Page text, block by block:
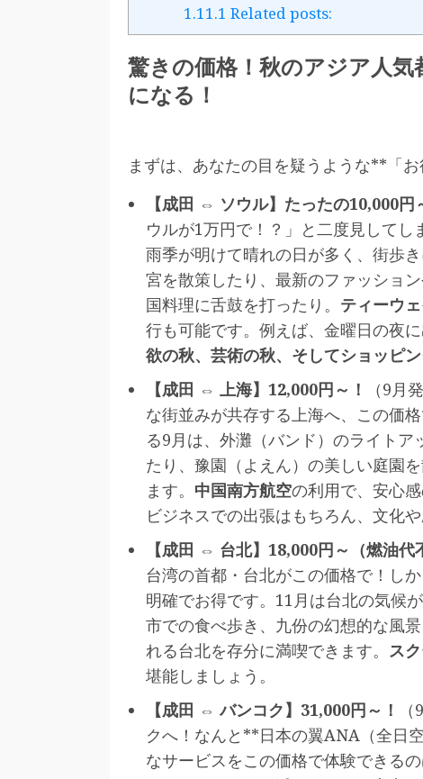
1.11.1 Related posts:
驚きの価格！秋のアジア人
になる！
まずは、あなたの目を疑うような**「
【成田 ⇔ ソウル】たったの10,000円
ウルが1万円で！？」と二度見してし
雨季が明けて晴れの日が多く、街歩
宮を散策したり、最新のファッショ
国料理に舌鼓を打ったり。 ティーウ
行も可能です。例えば、金曜日の夜
欲の秋、芸術の秋、そしてショッピ
【成田 ⇔ 上海】12,000円～！
（9月
な街並みが共存する上海へ、この価
る9月は、外灘（バンド）のライト
たり、豫園（よえん）の美しい庭園
ます。 中国南方航空の利用で、安心
ビジネスでの出張はもちろん、文化
【成田 ⇔ 台北】18,000円～（燃油代
台湾の首都・台北がこの価格で！しか
明確でお得です。11月は台北の気候
市での食べ歩き、九份の幻想的な風
れる台北を存分に満喫できます。 ス
堪能しましょう。
【成田 ⇔ バンコク】31,000円～！
クへ！なんと**日本の翼ANA（全日
なサービスをこの価格で体験できる